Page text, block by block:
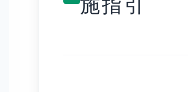
施指引